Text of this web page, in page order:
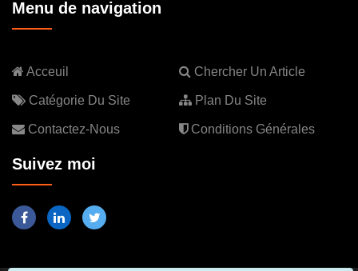
Menu de navigation
Acceuil Chercher Un Article
Catégorie Du Site Plan Du Site
Contactez-Nous Conditions Générales
Suivez moi